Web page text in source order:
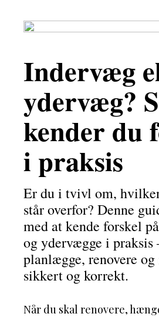
Indervæg
ydervæg?
kender du
i praksis
Er du i tvivl om,
står overfor? Denne
med at kende forskel
og ydervægge i praksis
planlægge, renovere og
sikkert og korrekt.
Når du skal renovere,